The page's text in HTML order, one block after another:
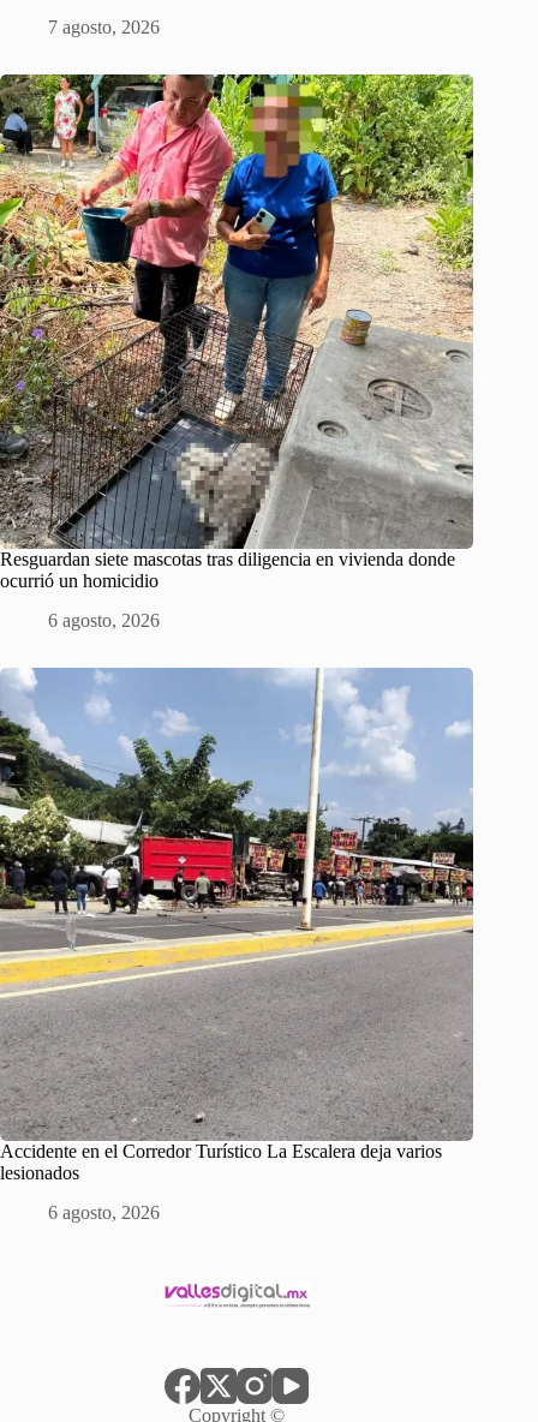
7 agosto, 2026
Resguardan siete mascotas tras diligencia en vivienda donde
ocurrió un homicidio
6 agosto, 2026
Accidente en el Corredor Turístico La Escalera deja varios
lesionados
6 agosto, 2026
Copyright ©